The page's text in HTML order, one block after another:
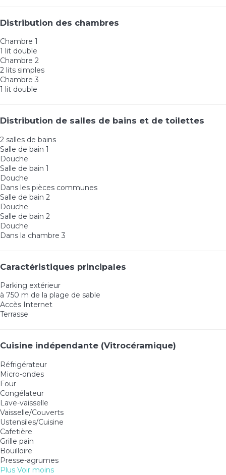
Distribution des chambres
Chambre 1
1 lit double
Chambre 2
2 lits simples
Chambre 3
1 lit double
Distribution de salles de bains et de toilettes
2 salles de bains
Salle de bain 1
Douche
Salle de bain 1
Douche
Dans les pièces communes
Salle de bain 2
Douche
Salle de bain 2
Douche
Dans la chambre 3
Caractéristiques principales
Parking extérieur
à 750 m de la plage de sable
Accès Internet
Terrasse
Cuisine indépendante (Vitrocéramique)
Réfrigérateur
Micro-ondes
Four
Congélateur
Lave-vaisselle
Vaisselle/Couverts
Ustensiles/Cuisine
Cafetière
Grille pain
Bouilloire
Presse-agrumes
Plus Voir moins